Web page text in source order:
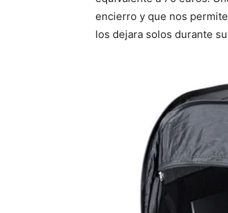
encierro y que nos
los dejara solos durante